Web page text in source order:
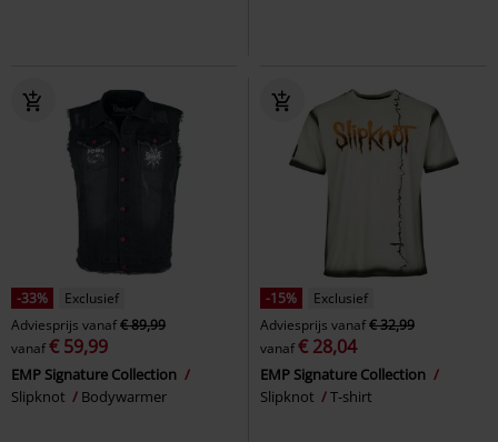
-33%
Exclusief
Adviesprijs vanaf€ 89,99
vanaf€ 59,99
EMP Signature Collection
Slipknot
Bodywarmer
-15%
Exclusief
Adviesprijs vanaf€ 32,99
vanaf€ 28,04
EMP Signature Collection
Slipknot
T-shirt